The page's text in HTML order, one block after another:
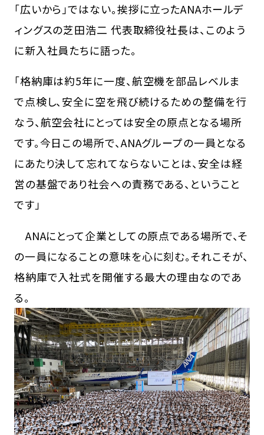
「広いから」ではない。挨拶に立ったANAホールデ
ィングスの芝田浩二 代表取締役社長は、このよう
に新入社員たちに語った。
「格納庫は約5年に一度、航空機を部品レベルま
で点検し、安全に空を飛び続けるための整備を行
なう、航空会社にとっては安全の原点となる場所
です。今日この場所で、ANAグループの一員となる
にあたり決して忘れてならないことは、安全は経
営の基盤であり社会への責務である、ということ
です」
ANAにとって企業としての原点である場所で、そ
の一員になることの意味を心に刻む。それこそが、
格納庫で入社式を開催する最大の理由なのであ
る。